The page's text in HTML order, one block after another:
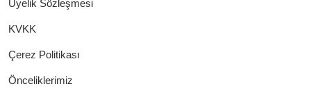
Üyelik Sözleşmesi
KVKK
Çerez Politikası
Önceliklerimiz